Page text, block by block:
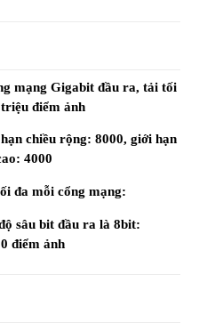
mạng Gigabit đầu ra, tải tối
điểm ảnh
chiều rộng: 8000, giới hạn
4000
đa mỗi cổng mạng:
sâu bit đầu ra là 8bit:
điểm ảnh